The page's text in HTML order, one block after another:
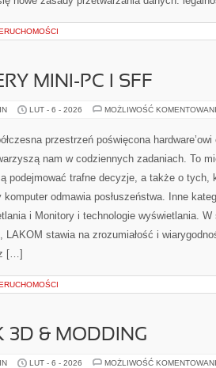
MINI-PC I SFF
LUT - 6 - 2026 MOŻLIWOŚĆ
przestrzeń poświęcona
nam w codziennych zadaniach. To
podejmować trafne decyzje, a także o tych,
odmawia posłuszeństwa. Inne
i Monitory i technologie wyświetlania.
LAKOM stawia na zrozumiałość i
[…]
3D & MODDING
LUT - 6 - 2026 MOŻLIWOŚĆ